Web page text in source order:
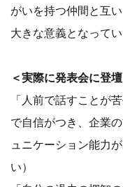
がいを持つ仲間と互
大きな意義となって
＜実際に発表会に登
「人前で話すことが
で自信がつき、企業
ュニケーション能力
い）